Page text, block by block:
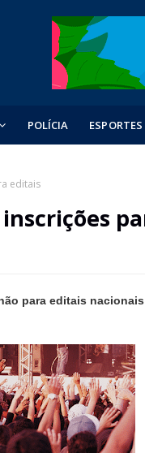
POLÍCIA ESPORTES
editais
para editais